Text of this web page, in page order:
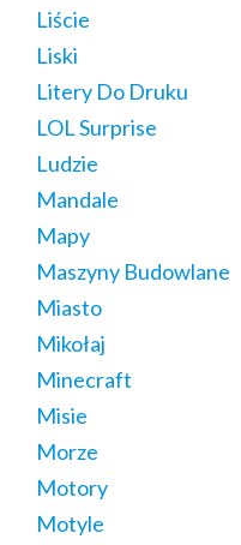
Liście
Liski
Litery Do Druku
LOL Surprise
Ludzie
Mandale
Mapy
Maszyny Budowlane
Miasto
Mikołaj
Minecraft
Misie
Morze
Motory
Motyle